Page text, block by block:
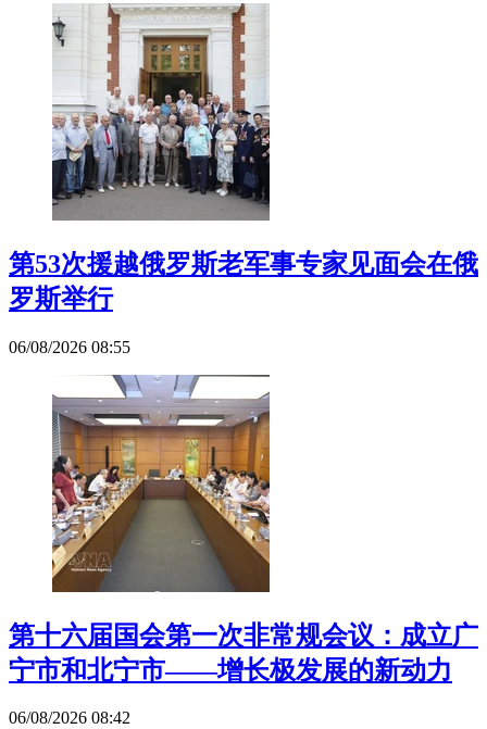
第53次援越俄罗斯老军事专家见面会在俄
罗斯举行
06/08/2026 08:55
第十六届国会第一次非常规会议：成立广
宁市和北宁市——增长极发展的新动力
06/08/2026 08:42